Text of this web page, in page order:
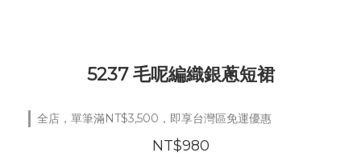
5237 毛呢編織銀蔥短裙
全店，單筆滿NT$3,500，即享台灣區免運優惠
NT$980